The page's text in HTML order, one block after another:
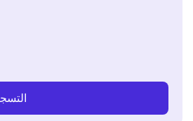
التسجيل